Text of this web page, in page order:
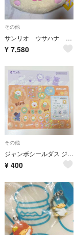
その他
サンリオ ウサハナ ずっと大好きウサハナ バースデー フェイス形 クッション
¥ 7,580
その他
ジャンボシールダス ジェオチャム ビラ
¥ 400